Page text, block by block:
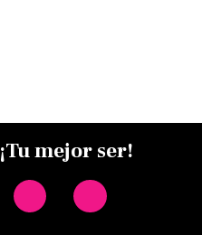
¡Tu mejor ser!